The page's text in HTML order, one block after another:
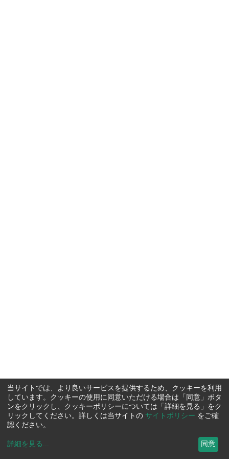
当サイトでは、より良いサービスを提供するため、クッキーを利用
しています。クッキーの使用に同意いただける場合は「同意」ボタ
ンをクリックし、クッキーポリシーについては「詳細を見る」をク
リックしてください。詳しくは当サイトの サイトポリシー をご確
認ください。
詳細を見る ... 同意